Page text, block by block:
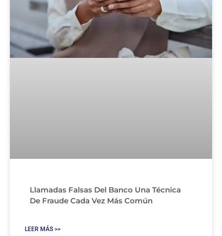
Llamadas Falsas Del Banco Una Técnica
De Fraude Cada Vez Más Común
LEER MÁS >>